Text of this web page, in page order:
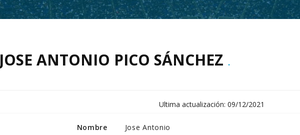
JOSE ANTONIO PICO SÁNCHEZ .
Ultima actualización: 09/12/2021
Nombre
Jose Antonio